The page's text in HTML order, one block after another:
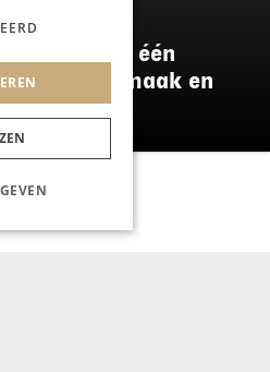
over naar één
kwaliteit, smaak en